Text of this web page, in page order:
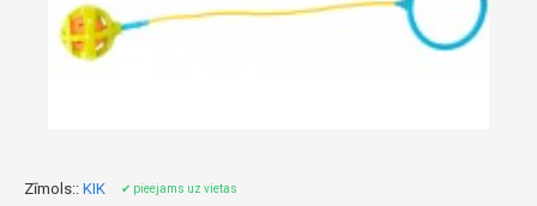
Zīmols:: KIK ✔ pieejams uz vietas